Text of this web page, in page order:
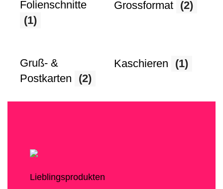
Folienschnitte
(1)
Grossformat (2)
Gruß- &
Postkarten
(2)
Kaschieren (1)
Lieblingsprodukten